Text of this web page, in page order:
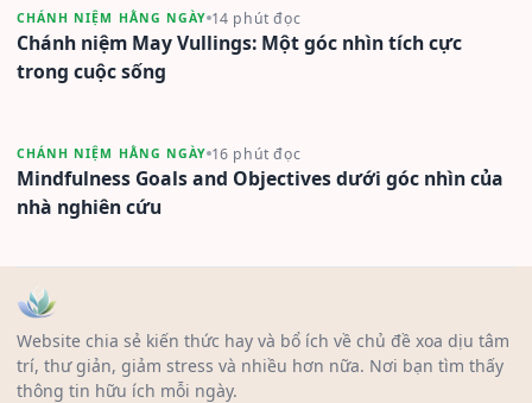
CHÁNH NIỆM HẰNG NGÀY 14 phút đọc
Chánh niệm May Vullings: Một góc nhìn tích cực
trong cuộc sống
CHÁNH NIỆM HẰNG NGÀY 16 phút đọc
Mindfulness Goals and Objectives dưới góc nhìn của
nhà nghiên cứu
Website chia sẻ kiến thức hay và bổ ích về chủ đề xoa dịu tâm
trí, thư giản, giảm stress và nhiều hơn nữa. Nơi bạn tìm thấy
thông tin hữu ích mỗi ngày.